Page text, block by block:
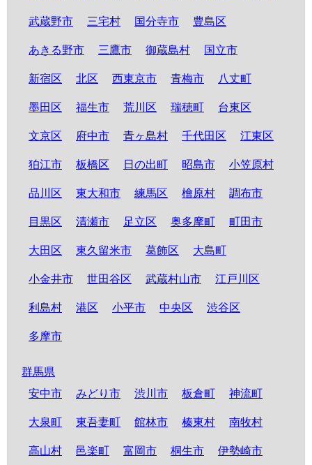
武蔵野市 三宅村 国分寺市 豊島区
あきる野市 三鷹市 御蔵島村 国立市
新宿区 北区 西東京市 青梅市 八丈町
墨田区 福生市 荒川区 瑞穂町 台東区
文京区 府中市 青ヶ島村 千代田区 江東区
狛江市 板橋区 日の出町 昭島市 小笠原村
品川区 東大和市 練馬区 檜原村 調布市
目黒区 清瀬市 足立区 奥多摩町 町田市
大田区 東久留米市 葛飾区 大島町
小金井市 世田谷区 武蔵村山市 江戸川区
利島村 港区 小平市 中央区 渋谷区
多摩市
群馬県
安中市
みどり市 渋川市 板倉町 神流町
大泉町 東吾妻町 館林市 榛東村 南牧村
高山村 邑楽町 富岡市 桐生市 伊勢崎市